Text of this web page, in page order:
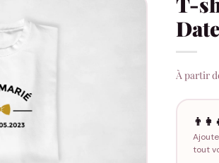
À partir
tout